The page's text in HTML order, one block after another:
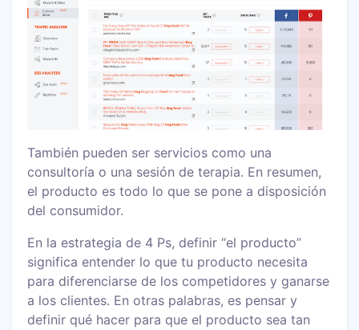
También pueden ser servicios como una
consultoría o una sesión de terapia. En resumen,
el producto es todo lo que se pone a disposición
del consumidor.
En la estrategia de 4 Ps, definir “el producto”
significa entender lo que tu producto necesita
para diferenciarse de los competidores y ganarse
a los clientes. En otras palabras, es pensar y
definir qué hacer para que el producto sea tan